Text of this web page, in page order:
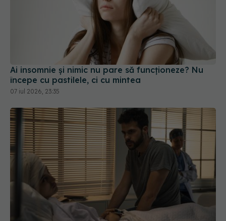
Ai insomnie și nimic nu pare să funcționeze? Nu
începe cu pastilele, ci cu mintea
07 iul 2026, 23:35
Tratamentul oncologic, efecte
negative. Ramona Schenker: Profund invalidante